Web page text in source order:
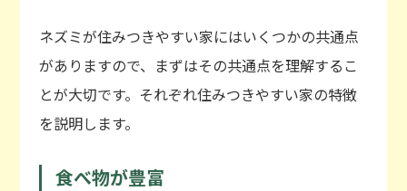
ネズミが住みつきやすい家にはいくつかの共通点
がありますので、まずはその共通点を理解するこ
とが大切です。それぞれ住みつきやすい家の特徴
を説明します。
食べ物が豊富